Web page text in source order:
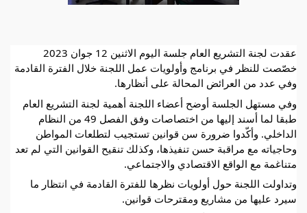
وفي عدد من العرائض المحالة على أنظارها.
متناغمة مع الواقع الاقتصادي والاجتماعي.
سيرد عليها من مشاريع ومقترحات قوانين.